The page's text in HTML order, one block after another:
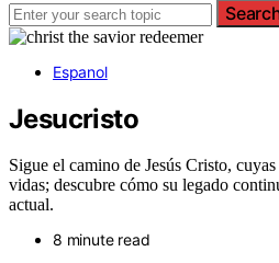
Espanol
Jesucristo
Sigue el camino de Jesús Cristo,
vidas; descubre cómo su legado
actual.
8 minute read